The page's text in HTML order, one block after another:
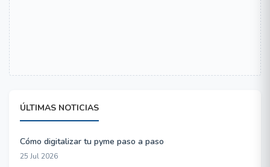
ÚLTIMAS NOTICIAS
Cómo digitalizar tu pyme paso a paso
25 Jul 2026